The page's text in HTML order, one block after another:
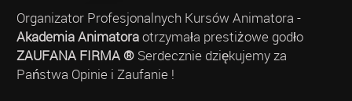
Organizator Profesjonalnych Kursów Animatora -
Akademia Animatoraotrzymała prestiżowe godło
ZAUFANA FIRMA ®Serdecznie dziękujemy za
Państwa Opinie i Zaufanie !